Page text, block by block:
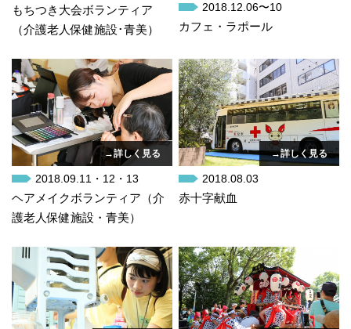
もちつき大会ボランティア
（介護老人保健施設･青美）
2018.12.06〜10
カフェ・ラポール
→詳しく見る
2018.09.11・12・13
ヘアメイクボランティア（介
護老人保健施設・青美）
→詳しく見る
2018.08.03
赤十字献血